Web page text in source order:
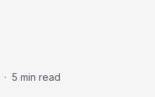
· 5 min read